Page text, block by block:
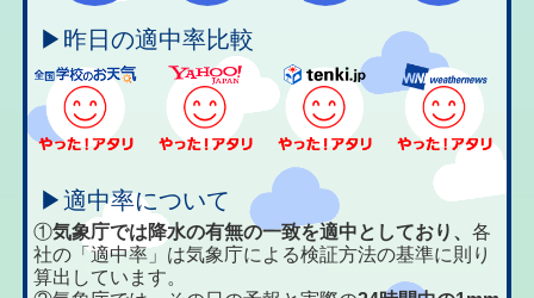
▶昨日の適中率比較
▶適中率について
①気象庁では降水の有無の一致を適中としており、各
社の「適中率」は気象庁による検証方法の基準に則り
算出しています。